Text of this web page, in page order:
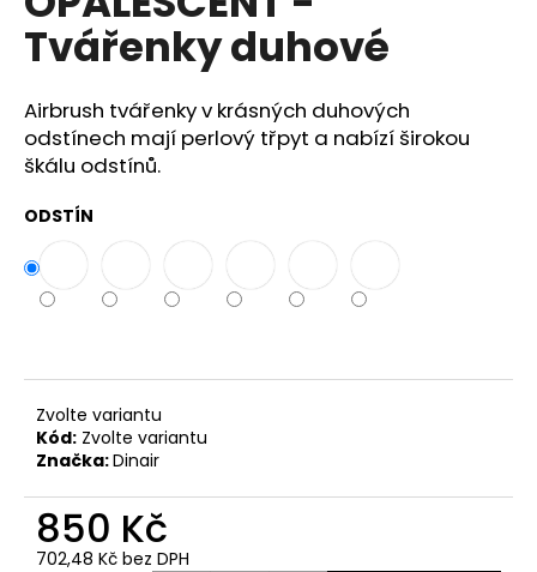
z
5
hvězdiček.
Tvářenky duhové
Airbrush tvářenky v krásných duhových
odstínech mají perlový třpyt a nabízí širokou
škálu odstínů.
ODSTÍN
Zvolte variantu
Kód: Zvolte variantu
Značka:Dinair
850 Kč
702,48 Kč bez DPH
u
m
e
DINAIR
AIRBRUSH
MAKE-
UP
GLAMOUR
NATURAL